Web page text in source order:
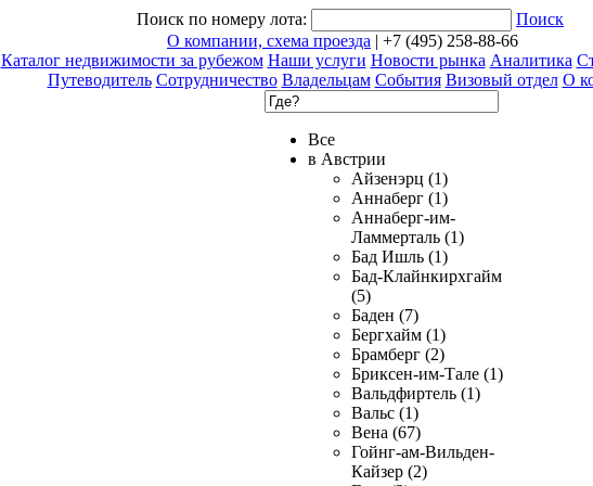
Поиск по номеру лота:
Поиск
О компании, схема проезда | +7 (495) 258-88-66
Каталог недвижимости за рубежом Наши услуги Новости рынка Аналитика
Путеводитель Сотрудничество Владельцам События Визовый отдел О
Все
в Австрии
Айзенэрц (1)
Аннаберг (1)
Аннаберг-им-
Ламмерталь (1)
Бад Ишль (1)
Бад-Клайнкирхгайм
(5)
Баден (7)
Бергхайм (1)
Брамберг (2)
Бриксен-им-Тале (1)
Вальдфиртель (1)
Вальс (1)
Вена (67)
Гойнг-ам-Вильден-
Кайзер (2)